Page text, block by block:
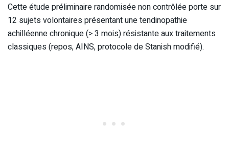
Cette étude préliminaire randomisée non contrôlée porte sur
12 sujets volontaires présentant une tendinopathie
achilléenne chronique (> 3 mois) résistante aux traitements
classiques (repos, AINS, protocole de Stanish modifié).